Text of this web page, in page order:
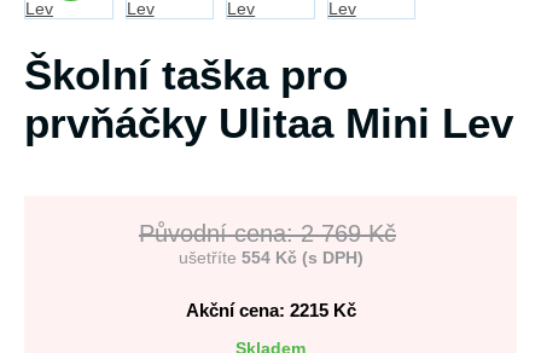
Školní taška pro
prvňáčky Ulitaa Mini Lev
Původní cena: 2 769 Kč
ušetříte 554 Kč (s DPH)
Akční cena: 2215Kč
Skladem